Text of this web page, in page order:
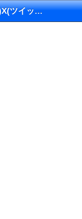
カズレーザー(メイプル超合金)X(ツイッター)